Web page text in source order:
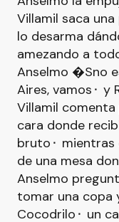
Villamil saca
lo desarma
amezando a
Anselmo �Sno
Aires, vamos⬝ y
Villamil
cara donde
bruto⬝ mientras
de una mesa
Anselmo
tomar una copa
Cocodrilo⬝ un